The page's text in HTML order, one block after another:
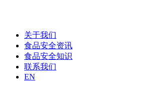
关于我们
食品安全资讯
食品安全知识
联系我们
EN